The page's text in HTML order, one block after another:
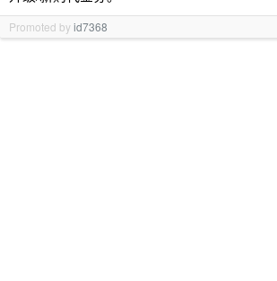
Promoted byid7368